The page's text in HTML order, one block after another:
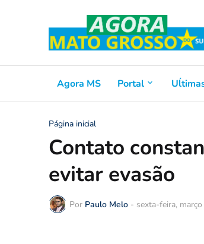
Agora MS Portal
Página inicial
Contato
evitar evasão
Por Paulo Melo - sexta-feira,